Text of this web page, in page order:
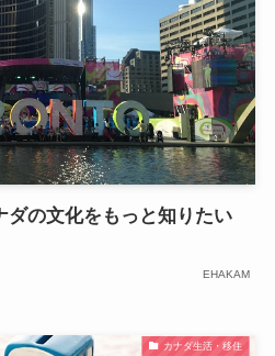
ダの文化をもっと知りたい
EHAKAM
カナダ生活・移住